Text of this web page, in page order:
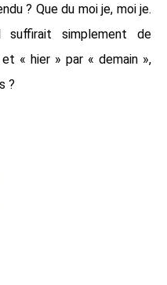
? Que du moi je, moi je.
suffirait simplement de
« hier » par « demain »,
?